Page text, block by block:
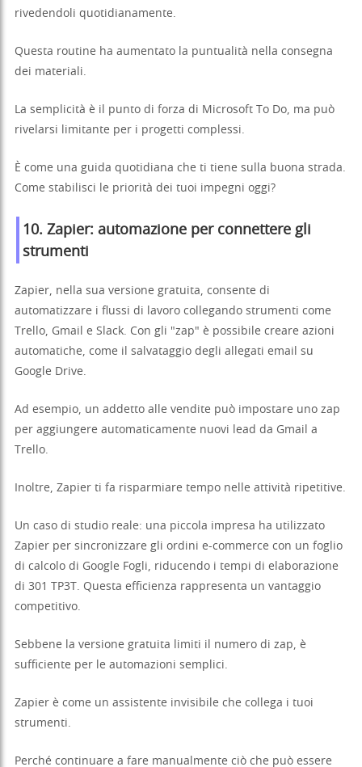
rivedendoli quotidianamente.
Questa routine ha aumentato la puntualità nella consegna
dei materiali.
La semplicità è il punto di forza di Microsoft To Do, ma può
rivelarsi limitante per i progetti complessi.
È come una guida quotidiana che ti tiene sulla buona strada.
Come stabilisci le priorità dei tuoi impegni oggi?
10. Zapier: automazione per connettere gli
strumenti
Zapier, nella sua versione gratuita, consente di
automatizzare i flussi di lavoro collegando strumenti come
Trello, Gmail e Slack. Con gli "zap" è possibile creare azioni
automatiche, come il salvataggio degli allegati email su
Google Drive.
Ad esempio, un addetto alle vendite può impostare uno zap
per aggiungere automaticamente nuovi lead da Gmail a
Trello.
Inoltre, Zapier ti fa risparmiare tempo nelle attività ripetitive.
Un caso di studio reale: una piccola impresa ha utilizzato
Zapier per sincronizzare gli ordini e-commerce con un foglio
di calcolo di Google Fogli, riducendo i tempi di elaborazione
di 301 TP3T. Questa efficienza rappresenta un vantaggio
competitivo.
Sebbene la versione gratuita limiti il numero di zap, è
sufficiente per le automazioni semplici.
Zapier è come un assistente invisibile che collega i tuoi
strumenti.
Perché continuare a fare manualmente ciò che può essere